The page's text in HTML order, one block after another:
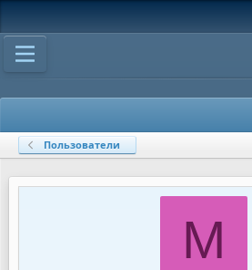
Пользователи
M